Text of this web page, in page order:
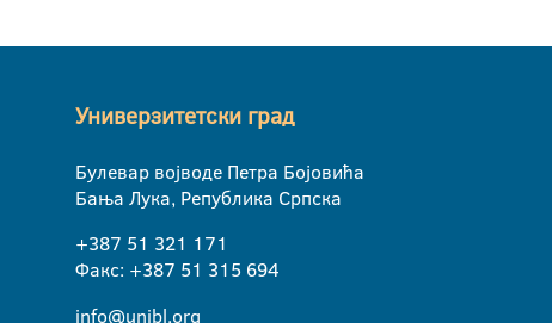
Универзитетски град
Булевар војводе Петра Бојовића
Бања Лука, Република Српска
+387 51 321 171
Факс: +387 51 315 694
info@unibl.org